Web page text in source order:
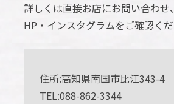
詳しくは直接お店にお問い合わせ
HP・インスタグラムをご確認くだ
住所:高知県南国市比江343-4
TEL:088-862-3344